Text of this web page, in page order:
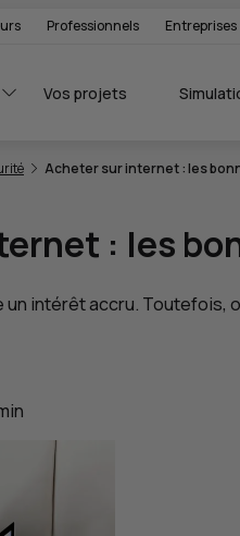
Professionnels Entreprises
Vos projets
Acheter sur internet : les
: les
intérêt accru. Toutefois,